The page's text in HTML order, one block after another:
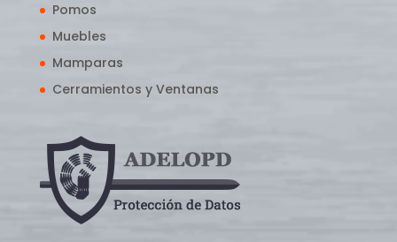
Pomos
Muebles
Mamparas
Cerramientos y Ventanas